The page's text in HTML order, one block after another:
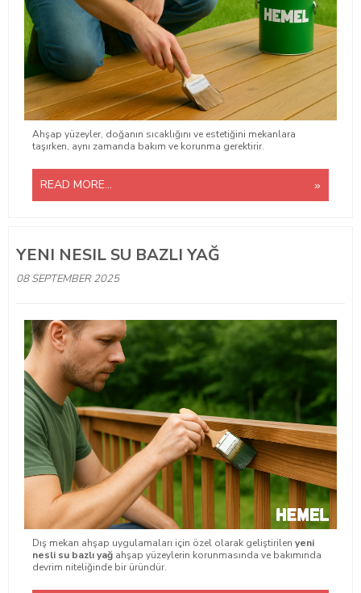
Ahşap yüzeyler, doğanın sıcaklığını ve estetiğini mekanlara
taşırken, aynı zamanda bakım ve korunma gerektirir.
READ MORE...
YENI NESIL SU BAZLI YAĞ
08 SEPTEMBER 2025
Dış mekan ahşap uygulamaları için özel olarak geliştirilen yeni
nesli su bazlı yağ ahşap yüzeylerin korunmasında ve bakımında
devrim niteliğinde bir üründür.